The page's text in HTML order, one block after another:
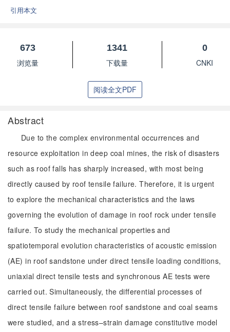
引用本文
673
浏览量
1341
下载量
0
CNKI
阅读全文PDF
Abstract
Due to the complex environmental occurrences and
resource exploitation in deep coal mines, the risk of disasters
such as roof falls has sharply increased, with most being
directly caused by roof tensile failure. Therefore, it is urgent
to explore the mechanical characteristics and the laws
governing the evolution of damage in roof rock under tensile
failure. To study the mechanical properties and
spatiotemporal evolution characteristics of acoustic emission
(AE) in roof sandstone under direct tensile loading conditions,
uniaxial direct tensile tests and synchronous AE tests were
carried out. Simultaneously, the differential processes of
direct tensile failure between roof sandstone and coal seams
were studied, and a stress–strain damage constitutive model